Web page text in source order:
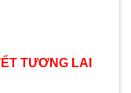
TƯƠNG LAI